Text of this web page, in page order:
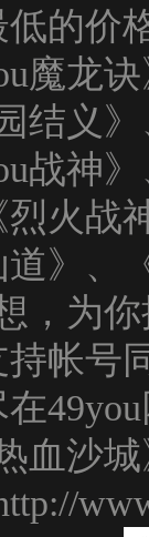
的价
魔龙诀
结义
战神
烈火战
》、
，为
帐号
在49you
血沙